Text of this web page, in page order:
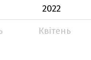
2022
Квітень